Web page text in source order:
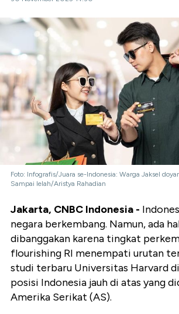
Foto: Infografis/Juara se-Indonesia: Warga Jaksel
Sampai lelah/Aristya Rahadian
Jakarta, CNBC Indonesia -
negara berkembang. Namun, ada
dibanggakan karena tingkat
flourishing RI menempati urutan
studi terbaru Universitas Harvard
posisi Indonesia jauh di atas yang
Amerika Serikat (AS).